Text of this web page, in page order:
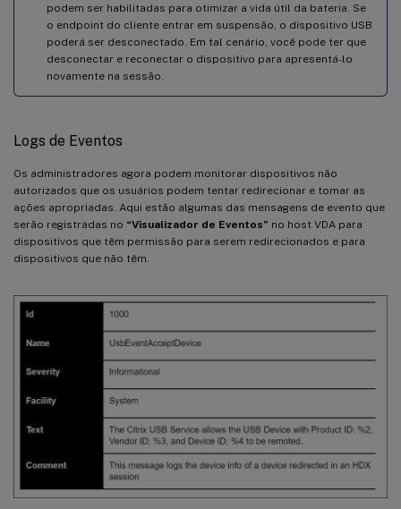
podem ser habilitadas para otimizar a vida útil da bateria. Se
o endpoint do cliente entrar em suspensão, o dispositivo USB
poderá ser desconectado. Em tal cenário, você pode ter que
desconectar e reconectar o dispositivo para apresentá-lo
novamente na sessão.
Logs de Eventos
Os administradores agora podem monitorar dispositivos não
autorizados que os usuários podem tentar redirecionar e tomar as
ações apropriadas. Aqui estão algumas das mensagens de evento que
serão registradas no “Visualizador de Eventos” no host VDA para
dispositivos que têm permissão para serem redirecionados e para
dispositivos que não têm.